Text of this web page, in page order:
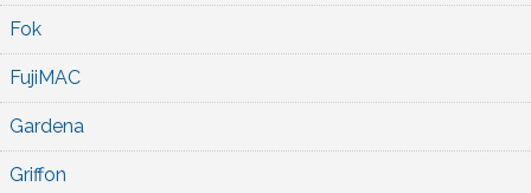
Fok
FujiMAC
Gardena
Griffon